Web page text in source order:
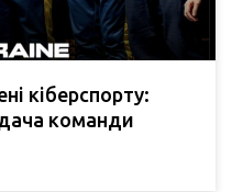
кіберспорту:
команди